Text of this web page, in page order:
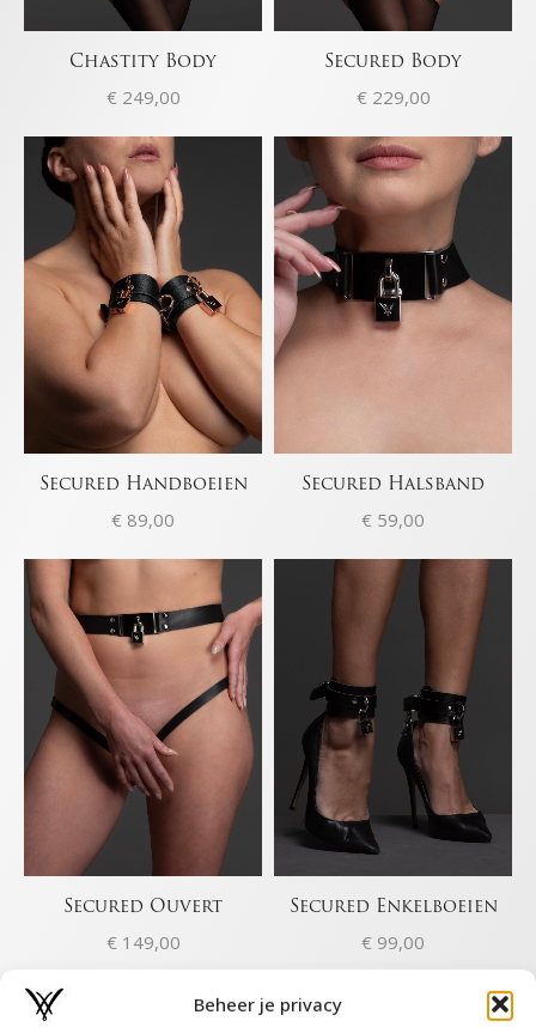
Beheer je privacy
Chastity Body
€249,00
Secured Body
€229,00
Secured Handboeien
€ 89,00
Secured Halsband
€ 59,00
Secured Ouvert
€149,00
Secured Enkelboeien
€ 99,00